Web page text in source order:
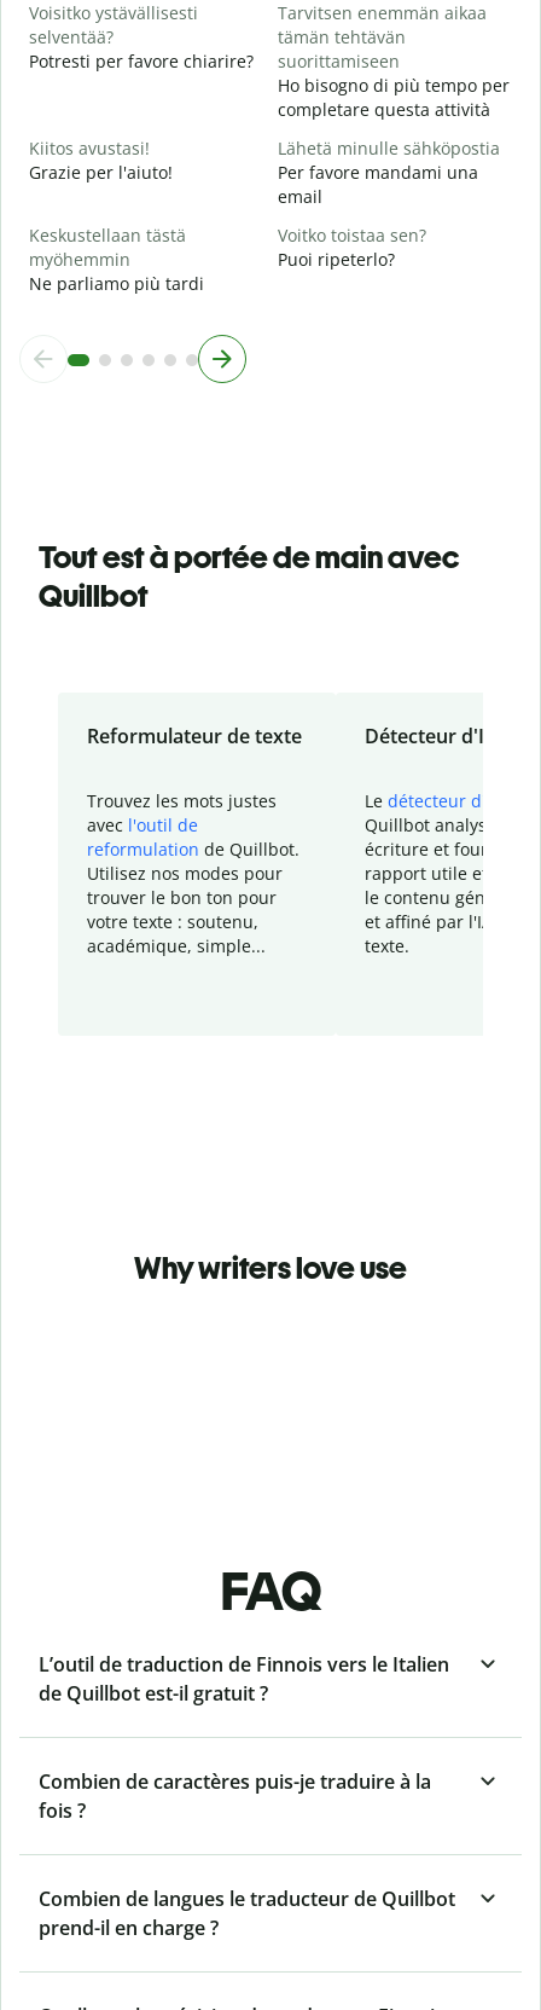
Voisitko ystävällisesti
selventää?
Potresti per favore chiarire?
Tarvitsen enemmän aikaa
tämän tehtävän
suorittamiseen
Ho bisogno di più tempo per
completare questa attività
Kiitos avustasi!
Grazie per l'aiuto!
Lähetä minulle sähköpostia
Per favore mandami una
email
Keskustellaan tästä
myöhemmin
Ne parliamo più tardi
Voitko toistaa sen?
Puoi ripeterlo?
Tout est à portée de main avec
Quillbot
Reformulateur de texte
Trouvez les mots justes
avec l'outil de
reformulation de Quillbot.
Utilisez nos modes pour
trouver le bon ton pour
votre texte : soutenu,
académique, simple...
Détecteur d'IA
Le détecteur d'IA
Quillbot analyse votre
écriture et fournit un
rapport utile et
le contenu généré
et affiné par l'IA
texte.
Why writers love use
FAQ
L’outil de traduction de Finnois vers le Italien
de Quillbot est-il gratuit ?
Combien de caractères puis-je traduire à la
fois ?
Combien de langues le traducteur de Quillbot
prend-il en charge ?